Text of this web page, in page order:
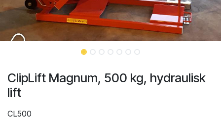
ClipLift Magnum, 500 kg, hydraulisk
lift
CL500